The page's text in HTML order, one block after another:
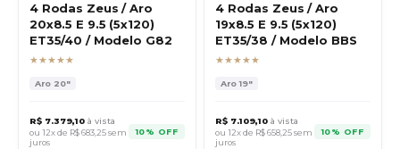
4 Rodas Zeus / Aro
20x8.5 E 9.5 (5x120)
ET35/40 / Modelo G82
★★★★★
Aro 20"
R$ 7.379,10 à vista
ou 12x de R$683,25sem
juros
10% OFF
4 Rodas Zeus / Aro
19x8.5 E 9.5 (5x120)
ET35/38 / Modelo BBS
★★★★★
Aro19"
R$ 7.109,10 à vista
ou 12x de R$658,25sem
juros
10% OFF